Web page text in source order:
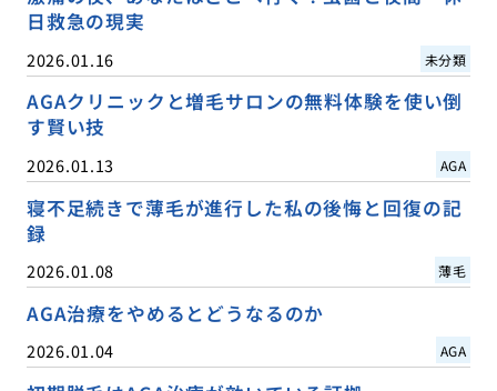
日救急の現実
2026.01.16 未分類
AGAクリニックと増毛サロンの無料体験を使い倒
す賢い技
2026.01.13 AGA
寝不足続きで薄毛が進行した私の後悔と回復の記
録
2026.01.08 薄毛
AGA治療をやめるとどうなるのか
2026.01.04 AGA